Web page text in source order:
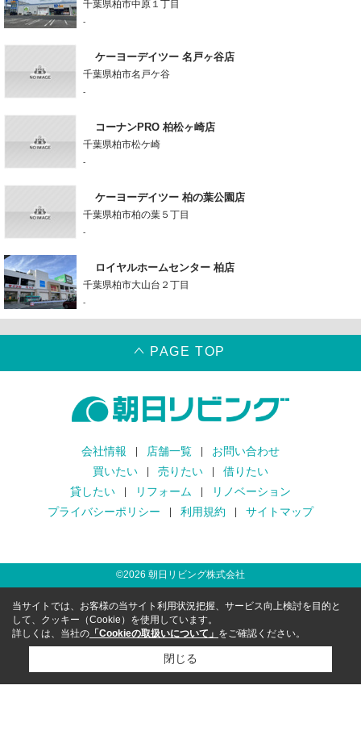
千葉県柏市中原１丁目
-
ケーヨーデイツー 名戸ヶ谷店
千葉県柏市名戸ケ谷
-
コーナンPRO 柏松ヶ崎店
千葉県柏市松ケ崎
-
ケーヨーデイツー 柏の葉公園店
千葉県柏市柏の葉５丁目
-
ロイヤルホームセンター 柏店
千葉県柏市大山台２丁目
-
PAGE TOP
会社情報 店舗一覧
お問い合わせ
買いたい
売りたい
借りたい
貸したい
リフォーム
リノベーション
プライバシーポリシー
利用規約 サイトマップ
©2026 朝日リビング株式会社
当サイトでは、お客様の当サイト利用状況把握、サービス向上検討を目的と
して、クッキー（Cookie）を使用しています。
詳しくは、当社の 「Cookieの取扱いについて」 をご確認ください。
閉じる